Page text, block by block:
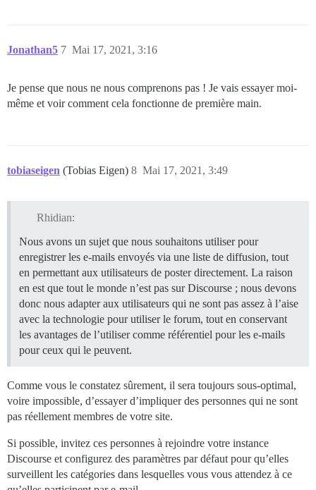
Jonathan5 Mai 17, 2021, 3:16
7
Je pense que nous ne nous comprenons pas ! Je vais essayer moi-
même et voir comment cela fonctionne de première main.
tobiaseigen (Tobias Eigen) Mai 17, 2021, 3:49
8
Rhidian:
Nous avons un sujet que nous souhaitons utiliser pour
enregistrer les e-mails envoyés via une liste de diffusion, tout
en permettant aux utilisateurs de poster directement. La raison
en est que tout le monde n’est pas sur Discourse ; nous devons
donc nous adapter aux utilisateurs qui ne sont pas assez à l’aise
avec la technologie pour utiliser le forum, tout en conservant
les avantages de l’utiliser comme référentiel pour les e-mails
pour ceux qui le peuvent.
Comme vous le constatez sûrement, il sera toujours sous-optimal,
voire impossible, d’essayer d’impliquer des personnes qui ne sont
pas réellement membres de votre site.
Si possible, invitez ces personnes à rejoindre votre instance
Discourse et configurez des paramètres par défaut pour qu’elles
surveillent les catégories dans lesquelles vous vous attendez à ce